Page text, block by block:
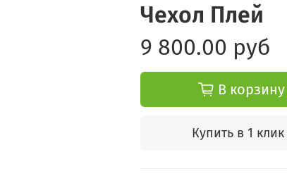
Чехол Плей
9 800.00 руб
В корзину
Купить в 1 клик